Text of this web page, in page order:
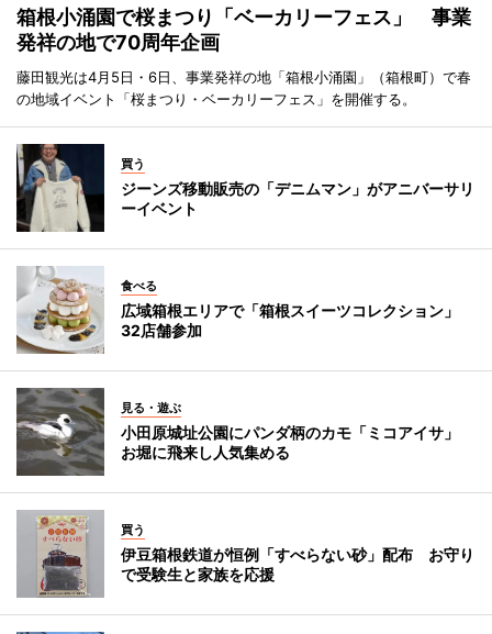
箱根小涌園で桜まつり「ベーカリーフェス」 事業
発祥の地で70周年企画
藤田観光は4月5日・6日、事業発祥の地「箱根小涌園」（箱根町）で春
の地域イベント「桜まつり・ベーカリーフェス」を開催する。
買う
ジーンズ移動販売の「デニムマン」がアニバーサリ
ーイベント
食べる
広域箱根エリアで「箱根スイーツコレクション」
32店舗参加
見る・遊ぶ
小田原城址公園にパンダ柄のカモ「ミコアイサ」
お堀に飛来し人気集める
買う
伊豆箱根鉄道が恒例「すべらない砂」配布 お守り
で受験生と家族を応援